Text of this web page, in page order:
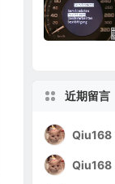
近期留言
Qiu168
Qiu168